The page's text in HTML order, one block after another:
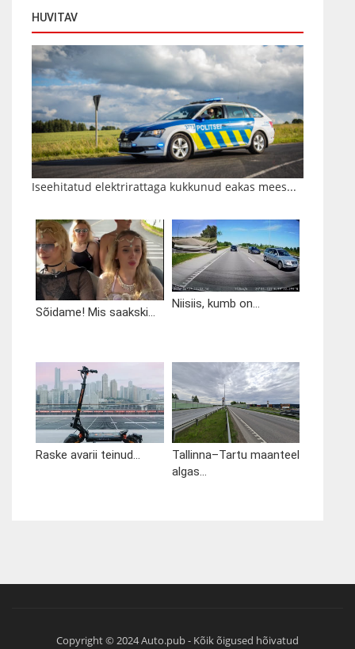
HUVITAV
Iseehitatud elektrirattaga kukkunud eakas mees...
Sõidame! Mis saakski...
Niisiis, kumb on...
Raske avarii teinud...
Tallinna–Tartu maanteel
algas...
Copyright © 2024 Auto.pub - Kõik õigused hõivatud